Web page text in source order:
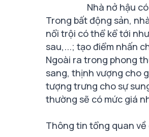
Nhà nở hậu
Trong bất động sản,
nổi trội có thể kể tới
sau,...; tạo điểm nhấn
Ngoài ra trong phong
sang, thịnh vượng cho
tượng trưng cho sự
thường sẽ có mức giá
Thông tin tổng quan về